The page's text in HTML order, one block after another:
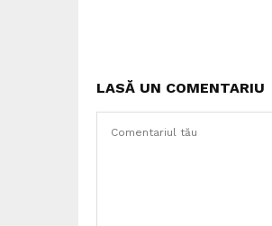
LASĂ UN COMENTARIU